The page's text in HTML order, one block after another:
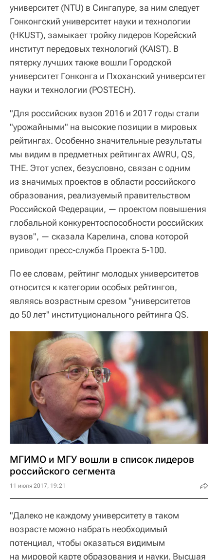
университет (NTU) в Сингапуре, за ним следует
Гонконгский университет науки и технологии
(HKUST), замыкает тройку лидеров Корейский
институт передовых технологий (KAIST). В
пятерку лучших также вошли Городской
университет Гонконга и Пхоханский университет
науки и технологии (POSTECH).
"Для российских вузов 2016 и 2017 годы стали
"урожайными" на высокие позиции в мировых
рейтингах. Особенно значительные результаты
мы видим в предметных рейтингах AWRU, QS,
THE. Этот успех, безусловно, связан с одним
из значимых проектов в области российского
образования, реализуемый правительством
Российской Федерации, — проектом повышения
глобальной конкурентоспособности российских
вузов", — сказала Карелина, слова которой
приводит пресс-служба Проекта 5-100.
По ее словам, рейтинг молодых университетов
относится к категории особых рейтингов,
являясь возрастным срезом "университетов
до 50 лет" институционального рейтинга QS.
МГИМО и МГУ вошли в список лидеров
российского сегмента
11 июля 2017, 19:21
"Далеко не каждому университету в таком
возрасте можно набрать необходимый
потенциал, чтобы оказаться видимым
на мировой карте образования и науки. Высшая